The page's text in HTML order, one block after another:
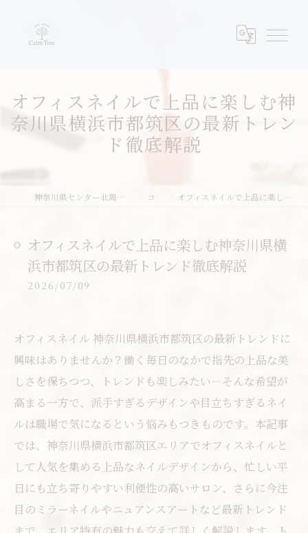
オフィスネイルで上品に楽しむ神
奈川県横浜市都筑区の最新トレン
ド徹底解説
神奈川県センター北周辺のネイルならネイルサロンcalm tree コラム オフィスネイルで上品に楽しむ神奈川県横浜市都筑区の最新トレンド徹底解説
オフィスネイルで上品に楽しむ神奈川県横
浜市都筑区の最新トレンド徹底解説
2026/07/09
オフィスネイル 神奈川県横浜市都筑区の最新トレンドに
興味はありませんか？働く毎日のなかで指先の上品な美
しさを保ちつつ、トレンドも楽しみたい―そんな希望が
高まる一方で、派手すぎるデザインや目立ちすぎるネイ
ルは職場で気になるという悩みもつきものです。本記事
では、神奈川県横浜市都筑区エリアでオフィスネイルと
して人気を集める上品なネイルデザインから、忙しい平
日にも立ち寄りやすい利便性の高いサロン、さらに今注
目のミラーネイルやニュアンスアートなど最新トレンド